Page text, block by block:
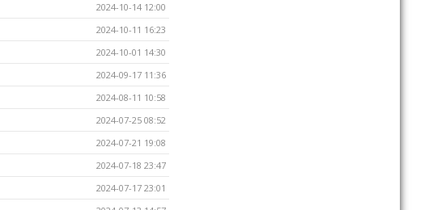
2024-10-14 12:00
2024-10-11 16:23
2024-10-01 14:30
2024-09-17 11:36
2024-08-11 10:58
2024-07-25 08:52
2024-07-21 19:08
2024-07-18 23:47
2024-07-17 23:01